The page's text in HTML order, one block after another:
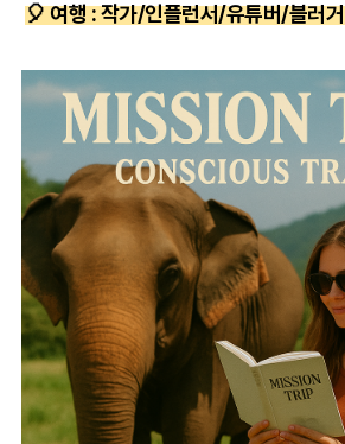
🎈여행 : 작가/인플런서/유튜버/블러